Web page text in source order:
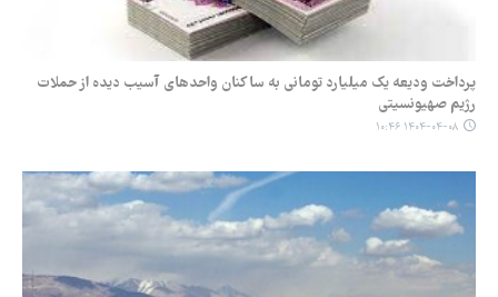
پرداخت ودیعه یک میلیارد تومانی به ساکنان واحدهای آسیب دیده از حملات
رژیم صهیونسیتی
۱۴۰۴-۰۴-۰۸ ۱۰:۴۶